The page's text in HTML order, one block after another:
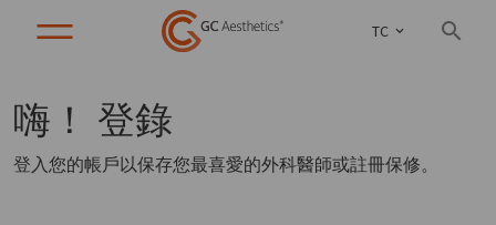
TC
嗨！ 登錄
登入您的帳戶以保存您最喜愛的外科醫師或註冊保修。